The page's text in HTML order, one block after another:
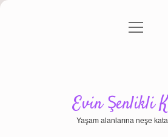
Gizlilik Politikası
menüyü
Evin Şenlikli
Yaşam alanlarına neşe